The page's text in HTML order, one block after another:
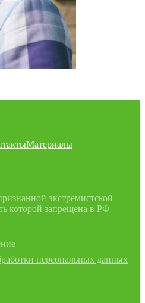
Материалы
экстремистской
которой запрещена в РФ
персональных данных